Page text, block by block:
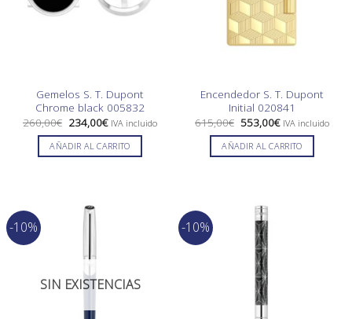
Gemelos S. T. Dupont
Chrome black 005832
260,00€ El
precio
original
era:
260,00€.
234,00€El
precio
actual
es:
234,00€.
IVA incluido
AÑADIR AL CARRITO
Encendedor S. T. Dupont
Initial 020841
615,00€ El
precio
original
era:
615,00€.
553,00€El
precio
actual
es:
553,00€.
IVA incluido
AÑADIR AL CARRITO
-10%
SIN EXISTENCIAS
-10%